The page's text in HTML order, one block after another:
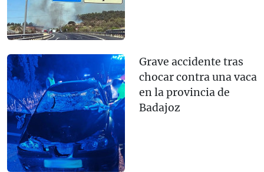
Grave accidente tras
chocar contra una vaca
en la provincia de
Badajoz